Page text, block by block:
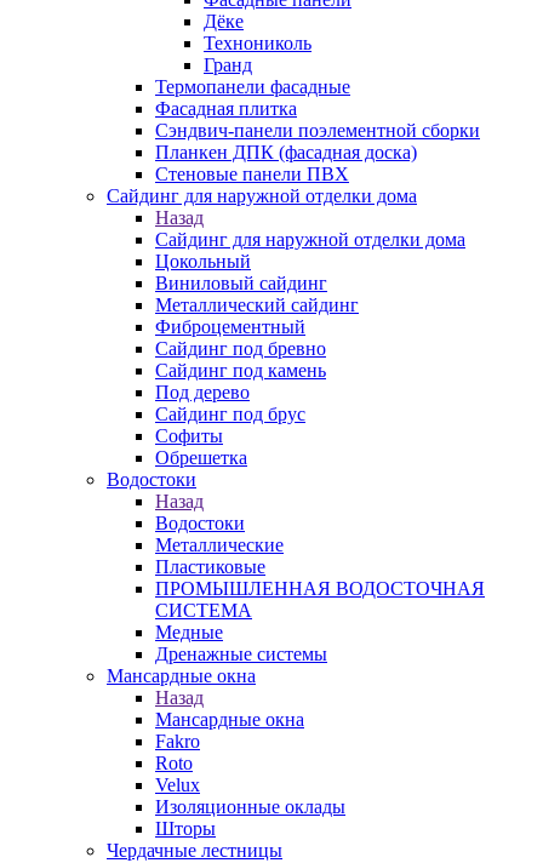
Дёке
Технониколь
Гранд
Термопанели фасадные
Фасадная плитка
Сэндвич-панели поэлементной сборки
Планкен ДПК (фасадная доска)
Стеновые панели ПВХ
Сайдинг для наружной отделки дома
Назад
Сайдинг для наружной отделки дома
Цокольный
Виниловый сайдинг
Металлический сайдинг
Фиброцементный
Сайдинг под бревно
Сайдинг под камень
Под дерево
Сайдинг под брус
Софиты
Обрешетка
Водостоки
Назад
Водостоки
Металлические
Пластиковые
ПРОМЫШЛЕННАЯ ВОДОСТОЧНАЯ
СИСТЕМА
Медные
Дренажные системы
Мансардные окна
Назад
Мансардные окна
Fakro
Roto
Velux
Изоляционные оклады
Шторы
Чердачные лестницы